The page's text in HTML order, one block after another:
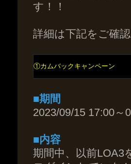
す！！
詳細は下記をご確認
①カムバックキャンペーン
■期間
2023/09/15 17:00～
■内容
期間中、以前LOA3